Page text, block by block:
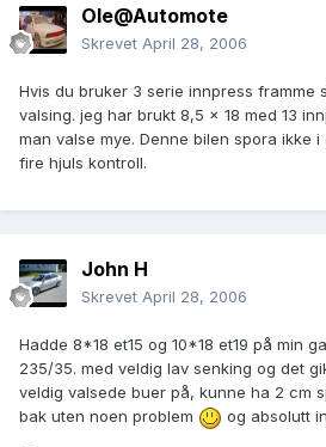
Ole@Automote
Skrevet April 28, 2006
Hvis du bruker 3 serie innpress framme
valsing. jeg har brukt 8,5 x 18 med 13
man valse mye. Denne bilen spora ikke
fire hjuls kontroll.
John H
Skrevet April 28, 2006
Hadde 8*18 et15 og 10*18 et19 på min
235/35. med veldig lav senking og det
veldig valsede buer på, kunne ha 2 cm
bak uten noen problem
og absolutt